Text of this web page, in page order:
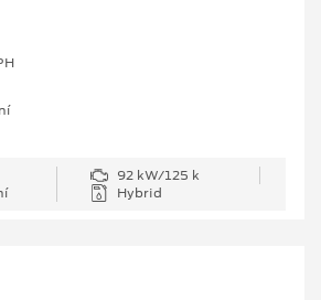
92 kW/125 k
Hybrid